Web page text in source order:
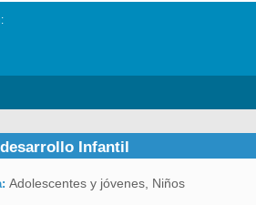
Infantil
Adolescentes y jóvenes, Niños